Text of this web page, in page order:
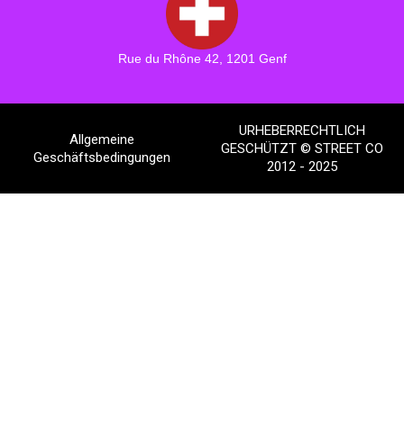
Rue du Rhône 42, 1201 Genf
Allgemeine
Geschäftsbedingungen
URHEBERRECHTLICH
GESCHÜTZT © STREET CO
2012 - 2025